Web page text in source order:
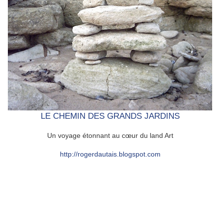
LE CHEMIN DES GRANDS JARDINS
Un voyage étonnant au cœur du land Art
http://rogerdautais.blogspot.com